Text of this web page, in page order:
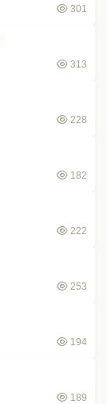
301
313
228
182
222
253
194
189